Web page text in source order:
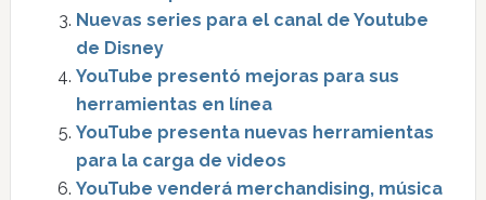
Nuevas series para el canal de Youtube
de Disney
YouTube presentó mejoras para sus
herramientas en línea
YouTube presenta nuevas herramientas
para la carga de videos
YouTube venderá merchandising, música